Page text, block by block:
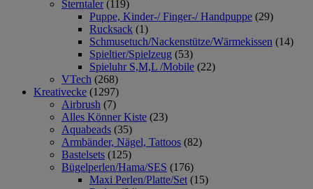
Sterntaler (119)
Puppe, Kinder-/ Finger-/ Handpuppe (29)
Rucksack (1)
Schmusetuch/Nackenstütze/Wärmekissen (14)
Spieltier/Spielzeug (53)
Spieluhr S,M,L /Mobile (22)
VTech (268)
Kreativecke (1297)
Airbrush (7)
Alles Könner Kiste (23)
Aquabeads (35)
Armbänder, Nägel, Tattoos (82)
Bastelsets (125)
Bügelperlen/Hama/SES (176)
Maxi Perlen/Platte/Set (15)